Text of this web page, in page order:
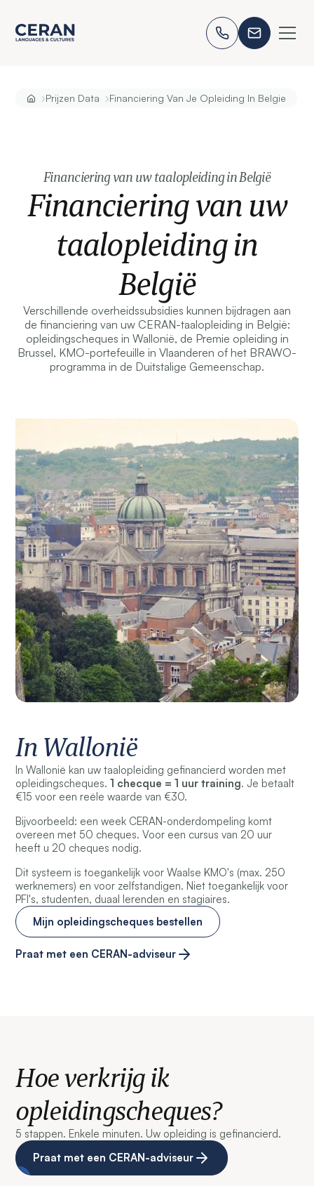
›Prijzen Data ›Financiering Van Je Opleiding In Belgie
Financiering van uw taalopleiding in België
Financiering van uw
taalopleiding in
België
Verschillende overheidssubsidies kunnen bijdragen aan
de financiering van uw CERAN-taalopleiding in België:
opleidingscheques in Wallonië, de Premie opleiding in
Brussel, KMO-portefeuille in Vlaanderen of het BRAWO-
programma in de Duitstalige Gemeenschap.
In Wallonië
In Wallonië kan uw taalopleiding gefinancierd worden met
opleidingscheques.1 checque = 1 uur training. Je betaalt
€15 voor een reële waarde van €30.
Bijvoorbeeld: een week CERAN-onderdompeling komt
overeen met 50 cheques. Voor een cursus van 20 uur
heeft u 20 cheques nodig.
Dit systeem is toegankelijk voor Waalse KMO's (max. 250
werknemers) en voor zelfstandigen. Niet toegankelijk voor
PFI's, studenten, duaal lerenden en stagiaires.
Mijn opleidingscheques bestellen
Praat met een CERAN-adviseur
Hoe verkrijg ik
opleidingscheques?
5 stappen. Enkele minuten. Uw opleiding is gefinancierd.
Praat met een CERAN-adviseur